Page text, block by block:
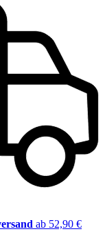
ab 52,90 €